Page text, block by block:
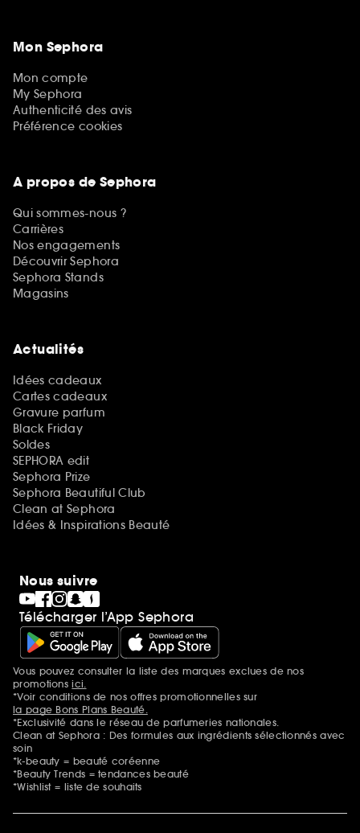
Mon Sephora
Mon compte
My Sephora
Authenticité des avis
Préférence cookies
A propos de Sephora
Qui sommes-nous ?
Carrières
Nos engagements
Découvrir Sephora
Sephora Stands
Magasins
Actualités
Idées cadeaux
Cartes cadeaux
Gravure parfum
Black Friday
Soldes
SEPHORA edit
Sephora Prize
Sephora Beautiful Club
Clean at Sephora
Idées & Inspirations Beauté
Nous suivre
Télécharger l’App Sephora
Mentions additionnelles
Vous pouvez consulter la liste des marques exclues de nos
promotionsici.
*Voir conditions de nos offres promotionnelles sur
la page Bons Plans Beauté.
*Exclusivité dans le réseau de parfumeries nationales.
Clean at Sephora : Des formules aux ingrédients sélectionnés avec
soin
*k-beauty = beauté coréenne
*Beauty Trends = tendances beauté
*Wishlist = liste de souhaits